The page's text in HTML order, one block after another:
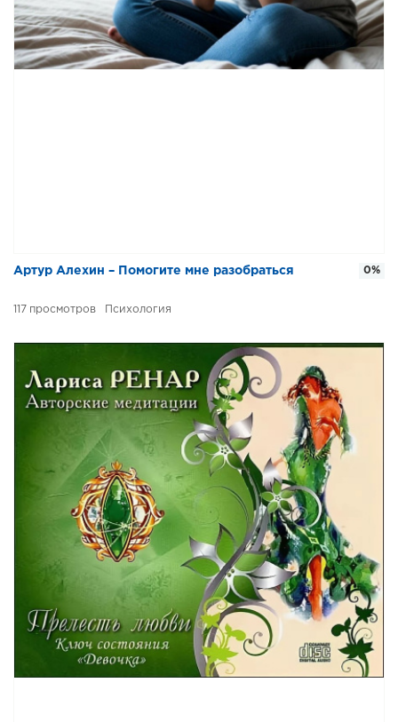
Артур Алехин – Помогите мне разобраться
117 Психология
0%